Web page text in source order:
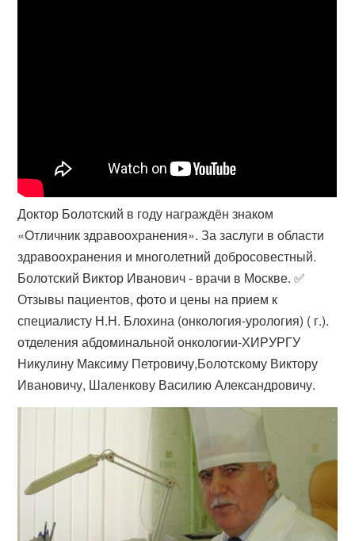
Доктор Болотский в году награждён знаком
«Отличник здравоохранения». За заслуги в области
здравоохранения и многолетний добросовестный.
Болотский Виктор Иванович - врачи в Москве. ✅
Отзывы пациентов, фото и цены на прием к
специалисту Н.Н. Блохина (онкология-урология) ( г.).
отделения абдоминальной онкологии-ХИРУРГУ
Никулину Максиму Петровичу,Болотскому Виктору
Ивановичу, Шаленкову Василию Александровичу.